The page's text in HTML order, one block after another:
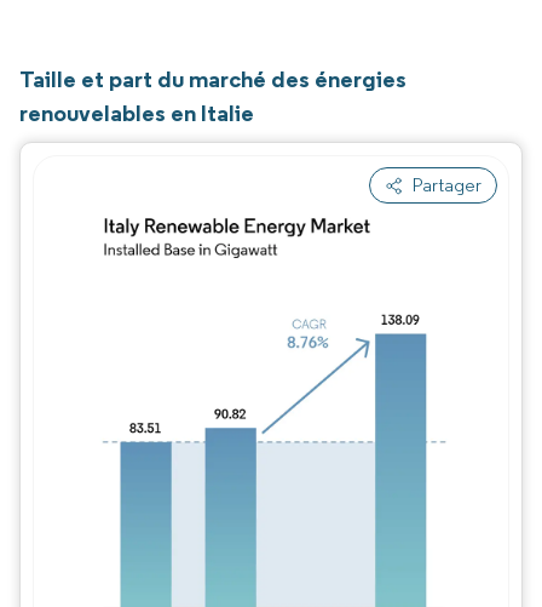
Taille et part du marché des énergies
renouvelables en Italie
Partager